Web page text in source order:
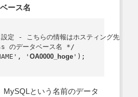
ース名
- こちらの情報はホスティング先か
のデータベース名 */
' OA0000_hoge
MySQLという名前のデータ